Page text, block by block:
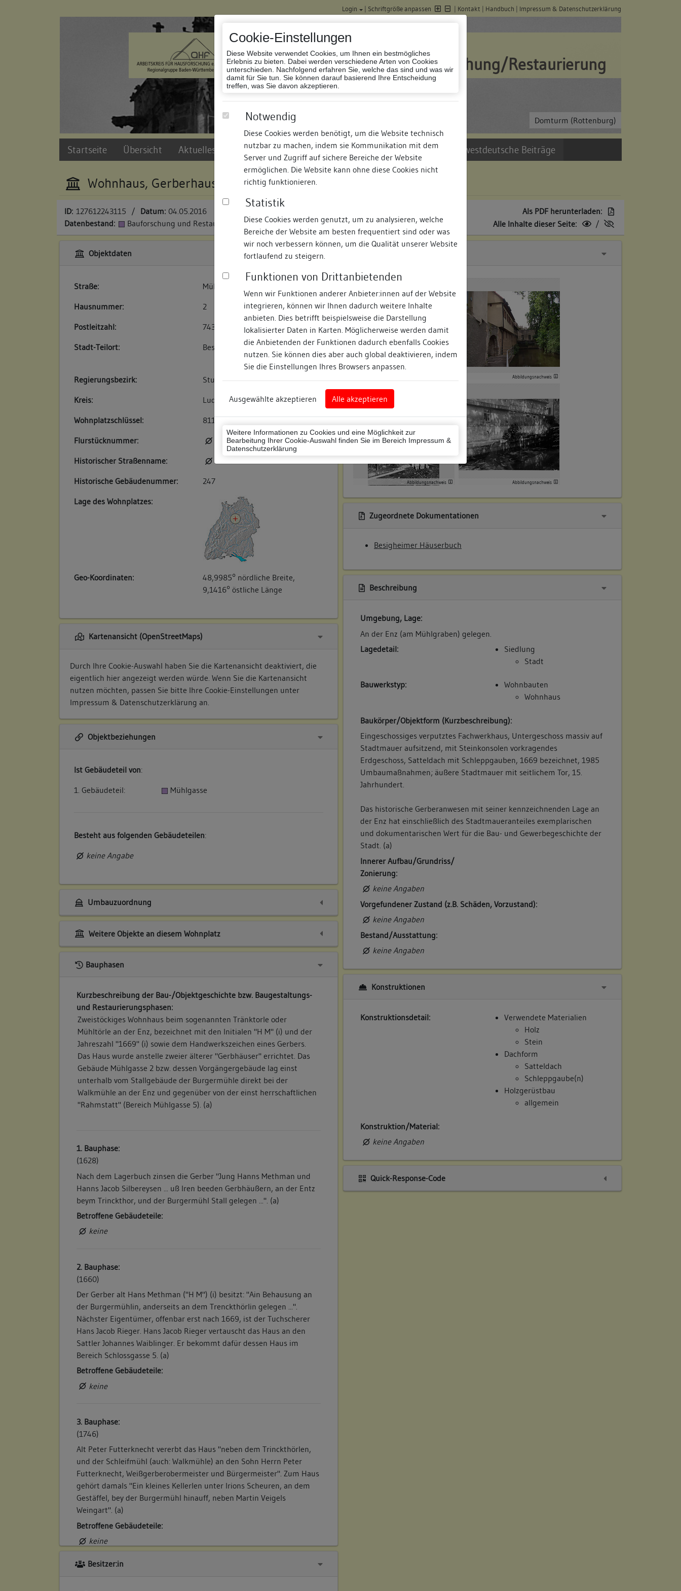
Cookie-Einstellungen
Diese Website verwendet Cookies, um Ihnen ein bestmögliches
Erlebnis zu bieten. Dabei werden verschiedene Arten von Cookies
unterschieden. Nachfolgend erfahren Sie, welche das sind und was wir
damit für Sie tun. Sie können darauf basierend Ihre Entscheidung
treffen, was Sie davon akzeptieren.
Notwendig
Diese Cookies werden benötigt, um die Website technisch
nutzbar zu machen, indem sie Kommunikation mit dem
Server und Zugriff auf sichere Bereiche der Website
ermöglichen. Die Website kann ohne diese Cookies nicht
richtig funktionieren.
Statistik
Diese Cookies werden genutzt, um zu analysieren, welche
Bereiche der Website am besten frequentiert sind oder was
wir noch verbessern können, um die Qualität unserer Website
fortlaufend zu steigern.
Funktionen von Drittanbietenden
Wenn wir Funktionen anderer Anbieter:innen auf der Website
integrieren, können wir Ihnen dadurch weitere Inhalte
anbieten. Dies betrifft beispielsweise die Darstellung
lokalisierter Daten in Karten. Möglicherweise werden damit
die Anbietenden der Funktionen dadurch ebenfalls Cookies
nutzen. Sie können dies aber auch global deaktivieren, indem
Sie die Einstellungen Ihres Browsers anpassen.
Ausgewählte akzeptieren Alle akzeptieren
Weitere Informationen zu Cookies und eine Möglichkeit zur
Bearbeitung Ihrer Cookie-Auswahl finden Sie im Bereich Impressum &
Datenschutzerklärung
Login | Schriftgröße anpassen | Kontakt | Handbuch | Impressum & Datenschutzerklärung
Domturm (Rottenburg)
Datenbank Bauforschung/Restaurierung
Startseite Übersicht Aktuelles und Termine Suche Freie Bauforscher:innen Südwestdeutsche Beiträge
Wohnhaus, Gerberhaus
ID: 127612243115 / Datum: 04.05.2016
Datenbestand:
Bauforschung und Restaurierung
Als PDF herunterladen:
Alle Inhalte dieser Seite:
/
Objektdaten
Straße:
Mühlgasse
Hausnummer:
2
Postleitzahl:
74354
Stadt-Teilort:
Besigheim
Regierungsbezirk:
Stuttgart
Kreis:
Ludwigsburg (Landkreis)
Wohnplatzschlüssel:
8118007001
Flurstücknummer:
keine
Historischer Straßenname:
keiner
Historische Gebäudenummer:
247
Lage des Wohnplatzes:
Geo-Koordinaten:
48,9985° nördliche Breite,
9,1416° östliche Länge
Kartenansicht (OpenStreetMaps)
Durch Ihre Cookie-Auswahl haben Sie die Kartenansicht deaktiviert, die
eigentlich hier angezeigt werden würde. Wenn Sie die Kartenansicht
nutzen möchten, passen Sie bitte Ihre Cookie-Einstellungen unter
Impressum & Datenschutzerklärung an.
Objektbeziehungen
Ist Gebäudeteil von:
1. Gebäudeteil:
Mühlgasse
Besteht aus folgenden Gebäudeteilen:
keine Angabe
Umbauzuordnung
Weitere Objekte an diesem Wohnplatz
Bauphasen
Kurzbeschreibung der Bau-/Objektgeschichte bzw. Baugestaltungs-
und Restaurierungsphasen:
Zweistöckiges Wohnhaus beim sogenannten Tränktorle oder
Mühltörle an der Enz, bezeichnet mit den Initialen "H M" (i) und der
Jahreszahl "1669" (i) sowie dem Handwerkszeichen eines Gerbers.
Das Haus wurde anstelle zweier älterer "Gerbhäuser" errichtet. Das
Gebäude Mühlgasse 2 bzw. dessen Vorgängergebäude lag einst
unterhalb vom Stallgebäude der Burgermühle direkt bei der
Walkmühle an der Enz und gegenüber von der einst herrschaftlichen
"Rahmstatt" (Bereich Mühlgasse 5). (a)
1. Bauphase:
(1628)
Nach dem Lagerbuch zinsen die Gerber "Jung Hanns Methman und
Hanns Jacob Silbereysen ... uß Iren beeden Gerbhäußern, an der Entz
beym Trinckthor, und der Burgermühl Stall gelegen ...". (a)
Betroffene Gebäudeteile:
keine
2. Bauphase:
(1660)
Der Gerber alt Hans Methman ("H M") (i) besitzt: "Ain Behausung an
der Burgermühlin, anderseits an dem Trenckthörlin gelegen ...".
Nächster Eigentümer, offenbar erst nach 1669, ist der Tuchscherer
Hans Jacob Rieger. Hans Jacob Rieger vertauscht das Haus an den
Sattler Johannes Waiblinger. Er bekommt dafür dessen Haus im
Bereich Schlossgasse 5. (a)
Betroffene Gebäudeteile:
keine
3. Bauphase:
(1746)
Alt Peter Futterknecht vererbt das Haus "neben dem Trinckthörlen,
und der Schleifmühl (auch: Walkmühle) an den Sohn Herrn Peter
Futterknecht, Weißgerberobermeister und Bürgermeister". Zum Haus
gehört damals "Ein kleines Kellerlen unter Irions Scheuren, an dem
Gestäffel, bey der Burgermühl hinauff, neben Martin Veigels
Weingart". (a)
Betroffene Gebäudeteile:
keine
Besitzer:in
Abbildungsnachweis
Abbildungsnachweis Abbildungsnachweis
Zugeordnete Dokumentationen
Besigheimer Häuserbuch
Beschreibung
Umgebung, Lage:
An der Enz (am Mühlgraben) gelegen.
Lagedetail:
Siedlung
Stadt
Bauwerkstyp:
Wohnbauten
Wohnhaus
Baukörper/Objektform (Kurzbeschreibung):
Eingeschossiges verputztes Fachwerkhaus, Untergeschoss massiv auf
Stadtmauer aufsitzend, mit Steinkonsolen vorkragendes
Erdgeschoss, Satteldach mit Schleppgauben, 1669 bezeichnet, 1985
Umbaumaßnahmen; äußere Stadtmauer mit seitlichem Tor, 15.
Jahrhundert.
Das historische Gerberanwesen mit seiner kennzeichnenden Lage an
der Enz hat einschließlich des Stadtmaueranteiles exemplarischen
und dokumentarischen Wert für die Bau- und Gewerbegeschichte der
Stadt. (a)
Innerer Aufbau/Grundriss/
Zonierung:
keine Angaben
Vorgefundener Zustand (z.B. Schäden, Vorzustand):
keine Angaben
Bestand/Ausstattung:
keine Angaben
Konstruktionen
Konstruktionsdetail:
Verwendete Materialien
Holz
Stein
Dachform
Satteldach
Schleppgaube(n)
Holzgerüstbau
allgemein
Konstruktion/Material:
keine Angaben
Quick-Response-Code